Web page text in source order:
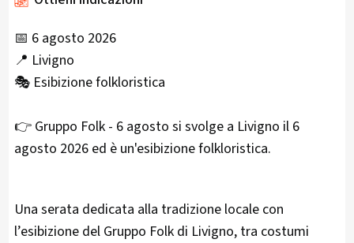
📅 6 agosto 2026
📍 Livigno
🎭 Esibizione folkloristica
👉 Gruppo Folk - 6 agosto si svolge a Livigno il 6
agosto 2026 ed è un'esibizione folkloristica.
Una serata dedicata alla tradizione locale con
l’esibizione del Gruppo Folk di Livigno, tra costumi